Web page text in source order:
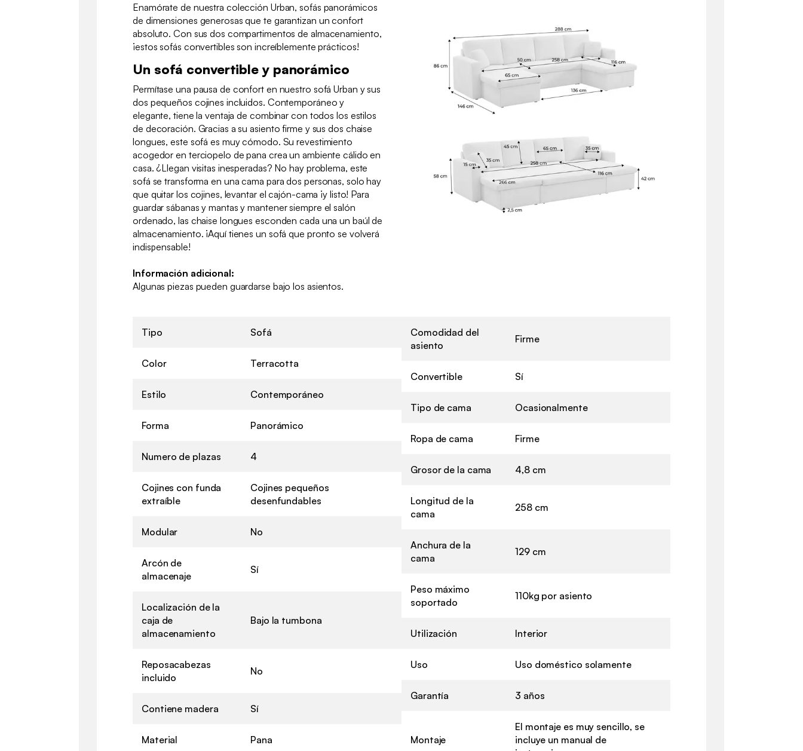
Enamórate de nuestra colección Urban, sofás panorámicos
de dimensiones generosas que te garantizan un confort
absoluto. Con sus dos compartimentos de almacenamiento,
¡estos sofás convertibles son increíblemente prácticos!
Un sofá convertible y panorámico
Permítase una pausa de confort en nuestro sofá Urban y sus
dos pequeños cojines incluidos. Contemporáneo y
elegante, tiene la ventaja de combinar con todos los estilos
de decoración. Gracias a su asiento firme y sus dos chaise
longues, este sofá es muy cómodo. Su revestimiento
acogedor en terciopelo de pana crea un ambiente cálido en
casa. ¿Llegan visitas inesperadas? No hay problema, este
sofá se transforma en una cama para dos personas, solo hay
que quitar los cojines, levantar el cajón-cama ¡y listo! Para
guardar sábanas y mantas y mantener siempre el salón
ordenado, las chaise longues esconden cada una un baúl de
almacenamiento. ¡Aquí tienes un sofá que pronto se volverá
indispensable!
Información adicional:
Algunas piezas pueden guardarse bajo los asientos.
Tipo Sofá
Color Terracotta
Estilo Contemporáneo
Forma Panorámico
Numero de plazas 4
Cojines con funda
extraíble
Cojines pequeños
desenfundables
Modular No
Arcón de
almacenaje
Sí
Localización de la
caja de
almacenamiento
Bajo la tumbona
Reposacabezas
incluido
No
Contiene madera Sí
Material Pana
Comodidad del
asiento
Firme
Convertible Sí
Tipo de cama Ocasionalmente
Ropa de cama Firme
Grosor de la cama 4,8 cm
Longitud de la
cama
258 cm
Anchura de la
cama
129 cm
Peso máximo
soportado
110kg por asiento
Utilización Interior
Uso Uso doméstico solamente
Garantía 3 años
Montaje
El montaje es muy sencillo, se
incluye un manual de